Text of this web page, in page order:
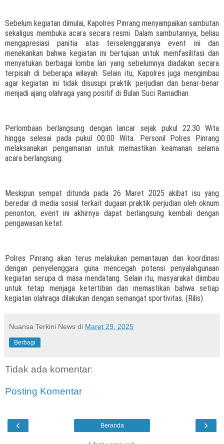
Sebelum kegiatan dimulai, Kapolres Pinrang menyampaikan sambutan
sekaligus membuka acara secara resmi. Dalam sambutannya, beliau
mengapresiasi panitia atas terselenggaranya event ini dan
menekankan bahwa kegiatan ini bertujuan untuk memfasilitasi dan
menyatukan berbagai lomba lari yang sebelumnya diadakan secara
terpisah di beberapa wilayah. Selain itu, Kapolres juga mengimbau
agar kegiatan ini tidak disusupi praktik perjudian dan benar-benar
menjadi ajang olahraga yang positif di Bulan Suci Ramadhan.
Perlombaan berlangsung dengan lancar sejak pukul 22.30 Wita
hingga selesai pada pukul 00.00 Wita. Personil Polres Pinrang
melaksanakan pengamanan untuk memastikan keamanan selama
acara berlangsung.
Meskipun sempat ditunda pada 26 Maret 2025 akibat isu yang
beredar di media sosial terkait dugaan praktik perjudian oleh oknum
penonton, event ini akhirnya dapat berlangsung kembali dengan
pengawasan ketat.
Polres Pinrang akan terus melakukan pemantauan dan koordinasi
dengan penyelenggara guna mencegah potensi penyalahgunaan
kegiatan serupa di masa mendatang. Selain itu, masyarakat diimbau
untuk tetap menjaga ketertiban dan memastikan bahwa setiap
kegiatan olahraga dilakukan dengan semangat sportivitas. (Rilis)
Nuansa Terkini News di Maret 29, 2025
Berbagi
Tidak ada komentar:
Posting Komentar
‹ ›
Beranda